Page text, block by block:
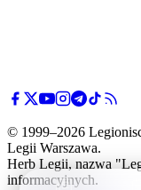
© 1999–2026
Legii Warszawa.
Herb Legii, nazwa
informacyjnych.